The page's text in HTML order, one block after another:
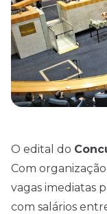
O edital do
Com
vagas imediatas
com salários